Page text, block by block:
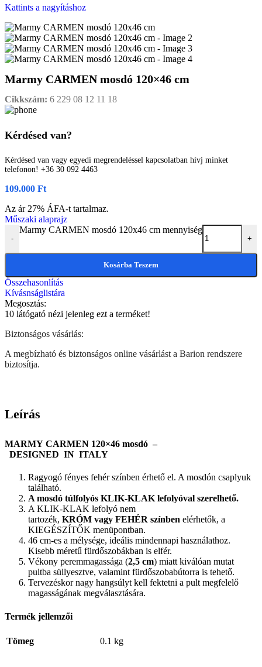
Kattints a nagyításhoz
Marmy CARMEN mosdó 120×46 cm
Cikkszám: 6 229 08 12 11 18
Kérdésed van?
Kérdésed van vagy egyedi megrendeléssel kapcsolatban hívj minket
telefonon! +36 30 092 4463
109.000 Ft
Az ár 27% ÁFA-t tartalmaz.
Műszaki alaprajz
-
Marmy CARMEN mosdó 120x46 cm mennyiség
+
Kosárba Teszem
Összehasonlítás
Kívásnságlistára
Megosztás:
10 látógató nézi jelenleg ezt a terméket!
Biztonságos vásárlás:
A megbízható és biztonságos online vásárlást a Barion rendszere
biztosítja.
Leírás
MARMY CARMEN 120×46 mosdó –
DESIGNED IN ITALY
Ragyogó fényes fehér színben érhető el. A mosdón csaplyuk
található.
A mosdó túlfolyós KLIK-KLAK lefolyóval szerelhető.
A KLIK-KLAK lefolyó nem
tartozék, KRÓM vagy FEHÉR színben elérhetők, a
KIEGÉSZÍTŐK menüpontban.
46 cm-es a mélysége, ideális mindennapi használathoz.
Kisebb méretű fürdőszobákban is elfér.
Vékony peremmagassága (2,5 cm) miatt kiválóan mutat
pultba süllyesztve, valamint fürdőszobabútorra is tehető.
Tervezéskor nagy hangsúlyt kell fektetni a pult megfelelő
magasságának megválasztására.
Termék jellemzői
Tömeg 0.1 kg